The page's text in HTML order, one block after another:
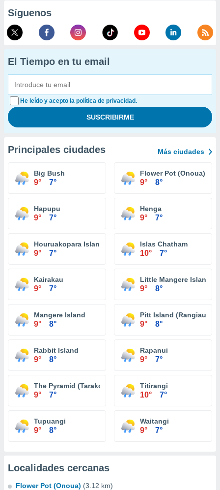
Síguenos
El Tiempo en tu email
He leído y acepto la política de privacidad.
Principales ciudades Más ciudades
Big Bush
9° 7°
Flower Pot (Onoua)
9° 8°
Hapupu
9° 7°
Henga
9° 7°
Houruakopara Island
9° 7°
Islas Chatham
10° 7°
Kairakau
9° 7°
Little Mangere Island
9° 8°
Mangere Island
9° 8°
Pitt Island (Rangiauria)
9° 8°
Rabbit Island
9° 8°
Rapanui
9° 7°
The Pyramid (Tarakoikoia)
9° 7°
Titirangi
10° 7°
Tupuangi
9° 8°
Waitangi
9° 7°
Localidades cercanas
Flower Pot (Onoua) (3.12 km)